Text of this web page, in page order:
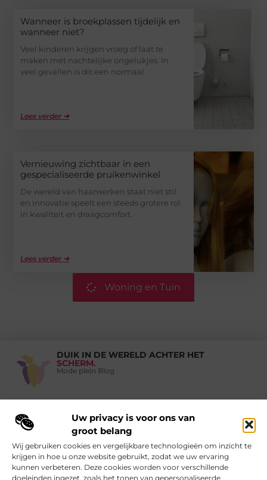
Uw privacy is voor ons van
groot belang
Wij gebruiken cookies en vergelijkbare technologieën om inzicht te
krijgen in hoe u onze website gebruikt, zodat we uw ervaring
kunnen verbeteren. Deze cookies worden voor verschillende
doeleinden ingezet, zoals het tonen van gepersonaliseerde
Wanneer is broekplassen tijdelijk en
wanneer niet?
Veel kinderen krijgen vroeg of laat te
maken met nachtelijke ongelukjes. In
veel gevallen is dit een normaal
Lees verder ➜
Vernieuwing zichtbaar in een
gespecialiseerde pruikenwinkel
De wereld van haarwerken staat niet stil
en innovatie speelt een steeds grotere rol
in kwaliteit en draagcomfort.
Lees verder ➜
Woning en Tuin
DUIK IN DE WERELD ACHTER HET
SCHERM.
Mode plein Blog
Vind Ons Hier :